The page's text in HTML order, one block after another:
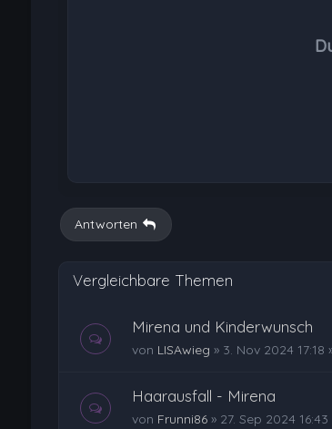
Antworten
Vergleichbare Themen
Mirena und Kinderwunsch
von LISAwieg » 3. Nov 2024 17:18
Haarausfall - Mirena
von Frunni86» 27. Sep 2024 16:43